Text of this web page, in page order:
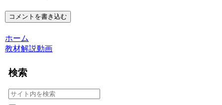
コメントを書き込む
ホーム
教材解説動画
検索